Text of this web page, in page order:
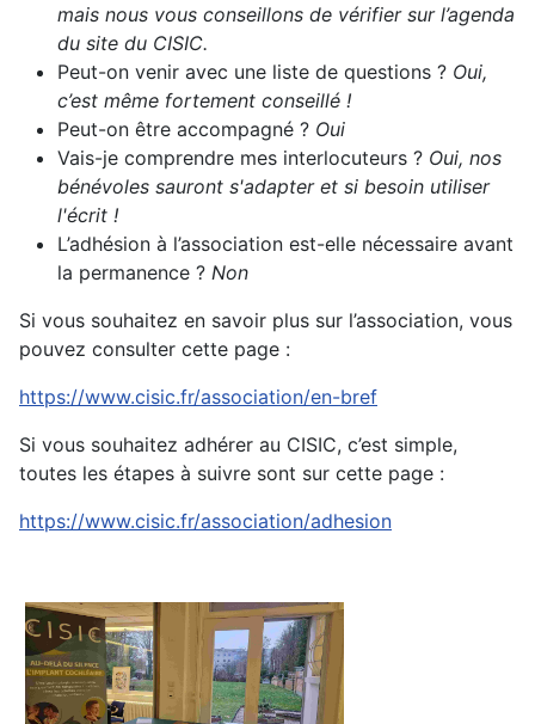
mais nous vous conseillons de vérifier sur l’agenda
du site du CISIC.
Peut-on venir avec une liste de questions ? Oui,
c’est même fortement conseillé !
Peut-on être accompagné ? Oui
Vais-je comprendre mes interlocuteurs ? Oui, nos
bénévoles sauront s'adapter et si besoin utiliser
l'écrit !
L’adhésion à l’association est-elle nécessaire avant
la permanence ? Non
Si vous souhaitez en savoir plus sur l’association, vous
pouvez consulter cette page :
https://www.cisic.fr/association/en-bref
Si vous souhaitez adhérer au CISIC, c’est simple,
toutes les étapes à suivre sont sur cette page :
https://www.cisic.fr/association/adhesion